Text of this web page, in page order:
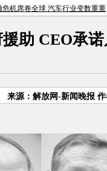
危机席卷全球 汽车行业变数重重
助 CEO承
来源：解放网-新闻晚报